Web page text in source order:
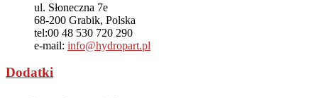
ul. Słoneczna 7e
68-200 Grabik, Polska
tel:00 48 530 720 290
e-mail: info@hydropart.pl
Dodatki